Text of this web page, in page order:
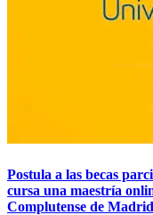
Postula a las becas
cursa una maestría
Complutense de Madrid